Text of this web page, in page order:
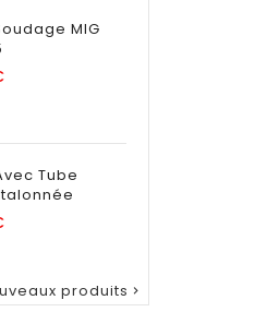
MIG
Tube
produits 